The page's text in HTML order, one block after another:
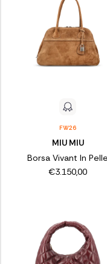
FW26
MIU MIU
Borsa Vivant In Pelle
€3.150,00